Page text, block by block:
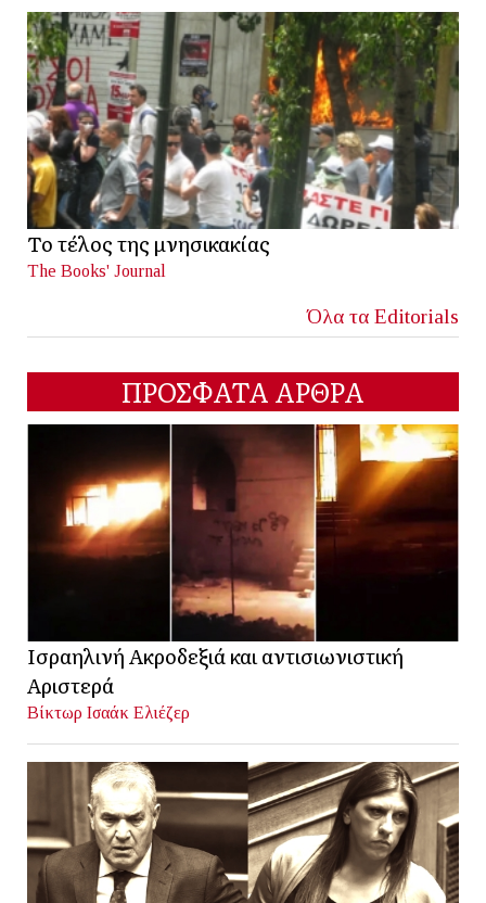
Το τέλος της μνησικακίας
The Books' Journal
Όλα τα Editorials
ΠΡΟΣΦΑΤΑ ΑΡΘΡΑ
Ισραηλινή Ακροδεξιά και αντισιωνιστική
Αριστερά
Βίκτωρ Ισαάκ Ελιέζερ